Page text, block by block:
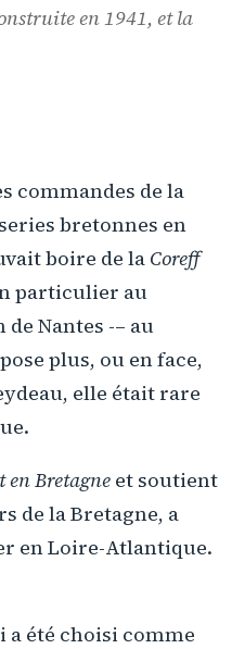
en 1941, et la
commandes de la
bretonnes en
boire de la Coreff
particulier au
Nantes -– au
plus, ou en face,
elle était rare
en Bretagne et soutient
de la Bretagne, a
en Loire-Atlantique.
a été choisi comme